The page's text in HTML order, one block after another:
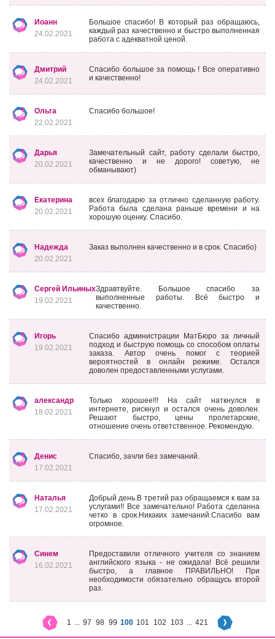
Иоанн
24.02.2021
Большое спасибо! В который раз обращаюсь,
каждый раз качественно и быстро выполненная
работа с адекватной ценой.
Дмитрий
24.02.2021
Спасибо большое за помощь ! Все оперативно
и качественно!
Ольга
22.02.2021
Спасибо большое!
Дарья
20.02.2021
Замечательный сайт, работу сделали быстро,
качественно и не дорого! советую, не
обманывают)
Екатерина
20.02.2021
всех благодарю за отлично сделанную работу.
Работа была сделана раньше времени и на
хорошую оценку. Спасибо.
Надежда
20.02.2021
Заказ выполнен качественно и в срок. Спасибо)
Сергей Ильиных
19.02.2021
Здравтвуйте. Большое спасибо за
выполненные работы. Всё быстро и
качественно.
Игорь
19.02.2021
Спасибо администрации МатБюро за личный
подход и быструю помощь со способом оплаты
заказа. Автор очень помог с теорией
вероятностей в онлайн режиме. Остался
доволен предоставленными услугами.
александр
18.02.2021
Только хорошее!!! На сайт наткнулся в
интернете, рискнул и остался очень доволен.
Решают быстро, цены пролетарские,
отношение очень ответственное. Рекомендую.
Денис
17.02.2021
Спасибо, зачли без замечаний.
Наталья
17.02.2021
Добрый день.В третий раз обращаемся к вам за
услугами!! Все замечательно! Работа сделанна
четко в срок.Никаких замечаний.Спасибо вам
огромное.
Синем
16.02.2021
Предоставили отличного учителя со знанием
английского языка - не ожидала! Всё решили
быстро, а главное ПРАВИЛЬНО! При
необходимости обязательно обращусь второй
раз.
1 ... 97 98 99 100 101 102 103 ... 421